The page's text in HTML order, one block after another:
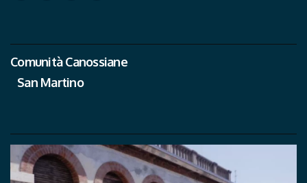
Comunità Canossiane
San Martino